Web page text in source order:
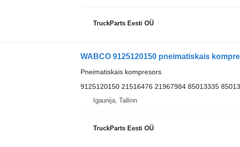
TruckParts Eesti OÜ
Pneimatiskais kompresors
9125120150 21516476 21967984 85013335
Igaunija, Tallinn
TruckParts Eesti OÜ